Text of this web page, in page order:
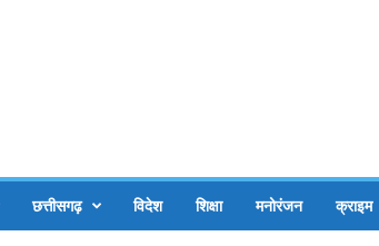
छत्तीसगढ़ विदेश शिक्षा मनोरंजन क्राइम